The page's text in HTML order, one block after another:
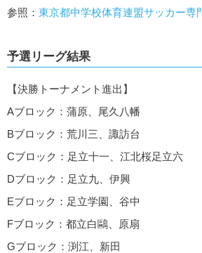
参照： 東京都中学校体育連盟サッカー専
予選リーグ結果
【決勝トーナメント進出】
Aブロック：蒲原、尾久八幡
Bブロック：荒川三、諏訪台
Cブロック：足立十一、江北桜足立六
Dブロック：足立九、伊興
Eブロック：足立学園、谷中
Fブロック：都立白鷗、原扇
Gブロック：渕江、新田